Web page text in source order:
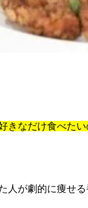
きなだけ食べた
人が劇的に痩せ